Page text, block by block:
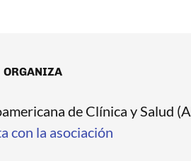
ORGANIZA
de Clínica y Salud
con la asociación